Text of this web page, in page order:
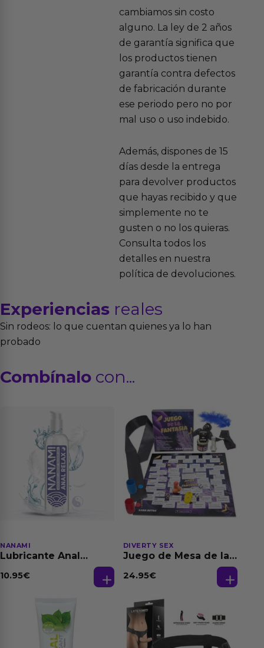
cambiamos sin costo
alguno. La ley de 2 años
de garantía significa que
los productos tienen
garantía contra defectos
de fabricación durante
ese periodo pero no por
mal uso o uso indebido.
Además, dispones de 15
días desde la entrega
para devolver productos
que hayas recibido y que
simplemente no te
gusten o no los quieras.
Consulta todos los
detalles en nuestra
política de devoluciones.
Experiencias reales
Sin rodeos: lo que cuentan quienes ya lo han
probado
Combínalo con...
NANAMI
Lubricante Anal
Dilatación Base Agua
10.95€
DIVERTY SEX
Juego de Mesa de las
24.95€